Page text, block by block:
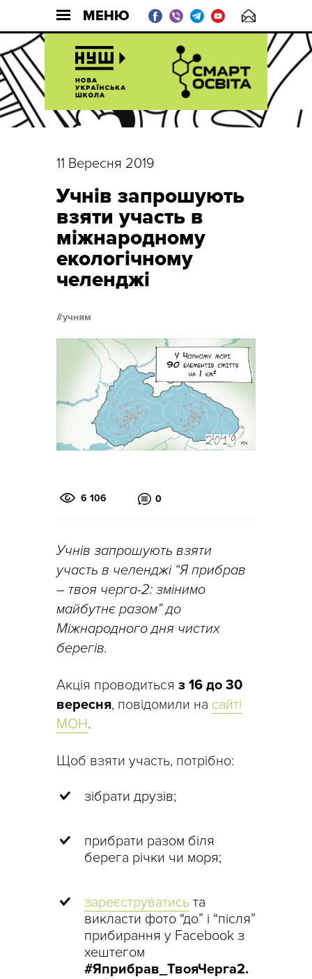
МЕНЮ
11 Вересня 2019
Учнів запрошують
взяти участь в
міжнародному
екологічному
челенджі
учням
6 106 0
Учнів запрошують взяти
участь в челенджі “Я прибрав
– твоя черга-2: змінимо
майбутнє разом” до
Міжнародного дня чистих
берегів.
Акція проводиться з 16 до 30
вересня, повідомили на сайті
МОН.
Щоб взяти участь, потрібно:
зібрати друзів;
прибрати разом біля
берега річки чи моря;
зареєструватись та
викласти фото “до” і “після”
прибирання у Facebook з
хештегом
#Яприбрав_ТвояЧерга2.